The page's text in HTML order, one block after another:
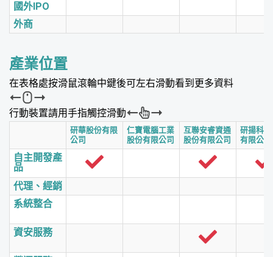
國外IPO
外商
產業位置
在表格處按滑鼠滾輪中鍵後可左右滑動看到更多資料
行動裝置請用手指觸控滑動
研華股份有限
公司
仁寶電腦工業
股份有限公司
互聯安睿資通
股份有限公司
研揚科
有限公司
自主開發產
品
代理、經銷
系統整合
資安服務